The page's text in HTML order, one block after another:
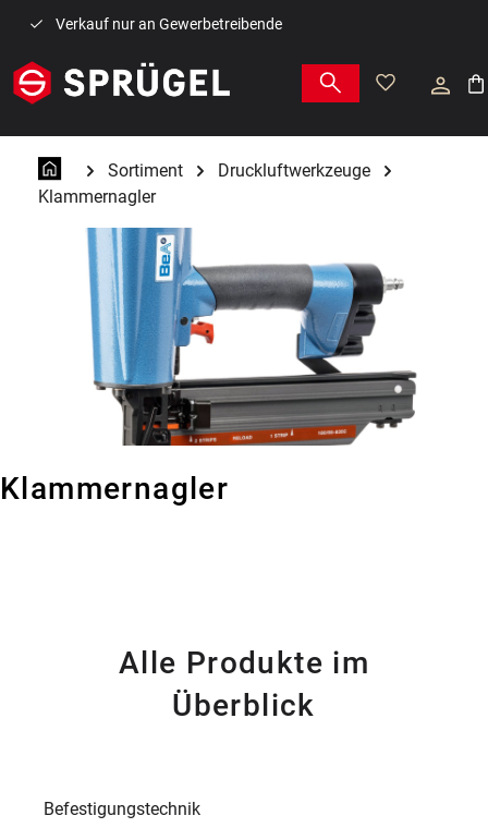
Zum Hauptinhalt springen
Verkauf nur an Gewerbetreibende
Sortiment
Druckluftwerkzeuge
Klammernagler
Klammernagler
Alle Produkte im
Überblick
Befestigungstechnik